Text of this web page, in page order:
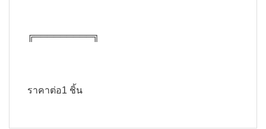
╔═════════╗​
ราคาต่อ1 ชิ้น